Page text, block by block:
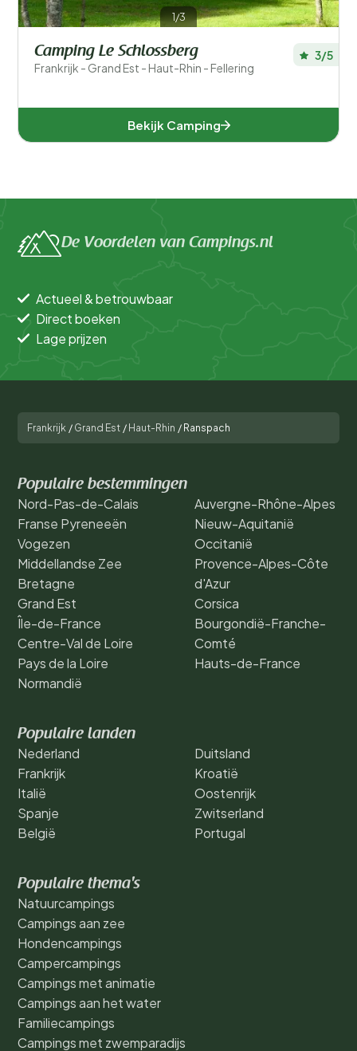
1/3
Camping Le Schlossberg
Frankrijk - Grand Est - Haut-Rhin - Fellering
3/5
Bekijk Camping
De Voordelen van Campings.nl
Actueel & betrouwbaar
Direct boeken
Lage prijzen
Frankrijk / Grand Est / Haut-Rhin / Ranspach
Populaire bestemmingen
Nord-Pas-de-Calais
Franse Pyreneeën
Vogezen
Middellandse Zee
Bretagne
Grand Est
Île-de-France
Centre-Val de Loire
Pays de la Loire
Normandië
Auvergne-Rhône-Alpes
Nieuw-Aquitanië
Occitanië
Provence-Alpes-Côte
d'Azur
Corsica
Bourgondië-Franche-
Comté
Hauts-de-France
Populaire landen
Nederland
Frankrijk
Italië
Spanje
België
Duitsland
Kroatië
Oostenrijk
Zwitserland
Portugal
Populaire thema's
Natuurcampings
Campings aan zee
Hondencampings
Campercampings
Campings met animatie
Campings aan het water
Familiecampings
Campings met zwemparadijs